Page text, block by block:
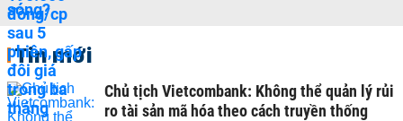
Tin mới
Chủ tịch Vietcombank: Không thể quản lý rủi
ro tài sản mã hóa theo cách truyền thống